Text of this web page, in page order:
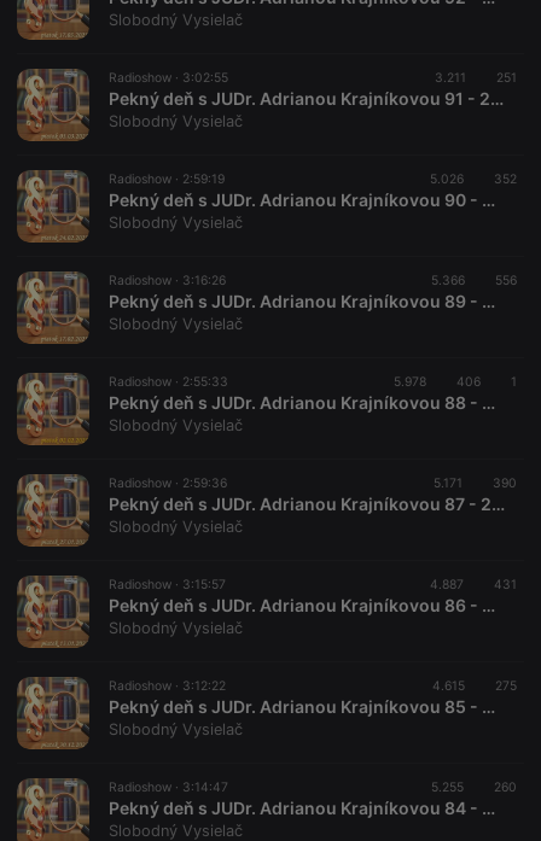
Slobodný Vysielač
Radioshow · 3:02:55 3.211 251
Pekný deň s JUDr. Adrianou Krajníkovou 91 - 2023-03-03
Slobodný Vysielač
Radioshow · 2:59:19 5.026 352
Pekný deň s JUDr. Adrianou Krajníkovou 90 - 2023-02-24
Slobodný Vysielač
Radioshow · 3:16:26 5.366 556
Pekný deň s JUDr. Adrianou Krajníkovou 89 - 2023-02-17 Tibor Eliot Rostas
Slobodný Vysielač
Radioshow · 2:55:33 5.978 406 1
Pekný deň s JUDr. Adrianou Krajníkovou 88 - 2023-02-03
Slobodný Vysielač
Radioshow · 2:59:36 5.171 390
Pekný deň s JUDr. Adrianou Krajníkovou 87 - 2023-01-27
Slobodný Vysielač
Radioshow · 3:15:57 4.887 431
Pekný deň s JUDr. Adrianou Krajníkovou 86 - 2023-01-13
Slobodný Vysielač
Radioshow · 3:12:22 4.615 275
Pekný deň s JUDr. Adrianou Krajníkovou 85 - 2022-12-30
Slobodný Vysielač
Radioshow · 3:14:47 5.255 260
Pekný deň s JUDr. Adrianou Krajníkovou 84 - 2022-12-23
Slobodný Vysielač
_pk_ses.1.260f
.hearthis.at
29
This cookie
Piwik open
source web
analytics
owners track
behaviour
It is a pattern
type cookie,
where the
a short series
of numbers
and letters,
reference
code for the
domain